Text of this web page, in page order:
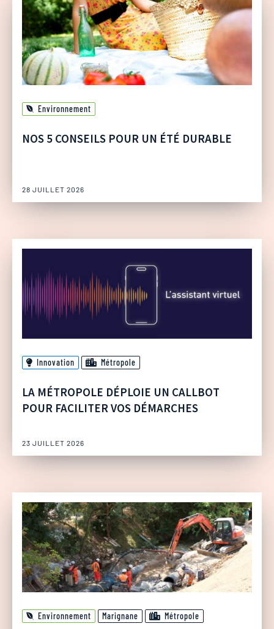
Environnement
NOS 5 CONSEILS POUR UN ÉTÉ DURABLE
28 JUILLET 2026
Innovation Métropole
LA MÉTROPOLE DÉPLOIE UN CALLBOT
POUR FACILITER VOS DÉMARCHES
23 JUILLET 2026
Environnement Marignane Métropole